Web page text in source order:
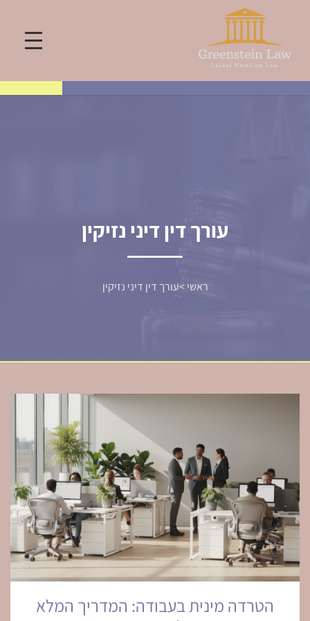
עורך דין דיני נזיקין
ראשי>עורך דין דיני נזיקין
הטרדה מינית בעבודה: המדריך המלא